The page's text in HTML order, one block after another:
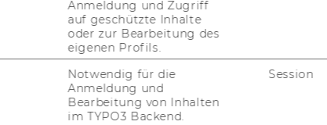
Vra­nes, LL.M. (Vor­stand des In­sti­tuts für
Recht) und Univ.- Prof. DDr. Peter Le­
HEM­PEL) in drei Ka­te­go­rien ver­ge­ben:
Anmeldung und Zugriff
auf geschützte Inhalte
oder zur Bearbeitung des
eigenen Profils.
Notwendig für die
Anmeldung und
Bearbeitung von Inhalten
im TYPO3 Backend.
Session